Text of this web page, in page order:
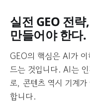
실전 GEO 전
만들어야 한다.
GEO의 핵심은 AI가
드는 것입니다. AI는
로, 콘텐츠 역시 기계
합니다.